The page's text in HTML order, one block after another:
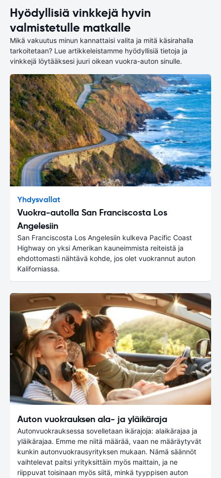
Hyödyllisiä vinkkejä hyvin
valmistetulle matkalle
Mikä vakuutus minun kannattaisi valita ja mitä käsirahalla
tarkoitetaan? Lue artikkeleistamme hyödyllisiä tietoja ja
vinkkejä löytääksesi juuri oikean vuokra-auton sinulle.
Yhdysvallat
Vuokra-autolla San Franciscosta Los
Angelesiin
San Franciscosta Los Angelesiin kulkeva Pacific Coast
Highway on yksi Amerikan kauneimmista reiteistä ja
ehdottomasti nähtävä kohde, jos olet vuokrannut auton
Kaliforniassa.
Auton vuokrauksen ala- ja yläikäraja
Autonvuokrauksessa sovelletaan ikärajoja: alaikärajaa ja
yläikärajaa. Emme me niitä määrää, vaan ne määräytyvät
kunkin autonvuokrausyrityksen mukaan. Nämä säännöt
vaihtelevat paitsi yrityksittäin myös maittain, ja ne
riippuvat toisinaan myös siitä, minkä tyyppisen auton